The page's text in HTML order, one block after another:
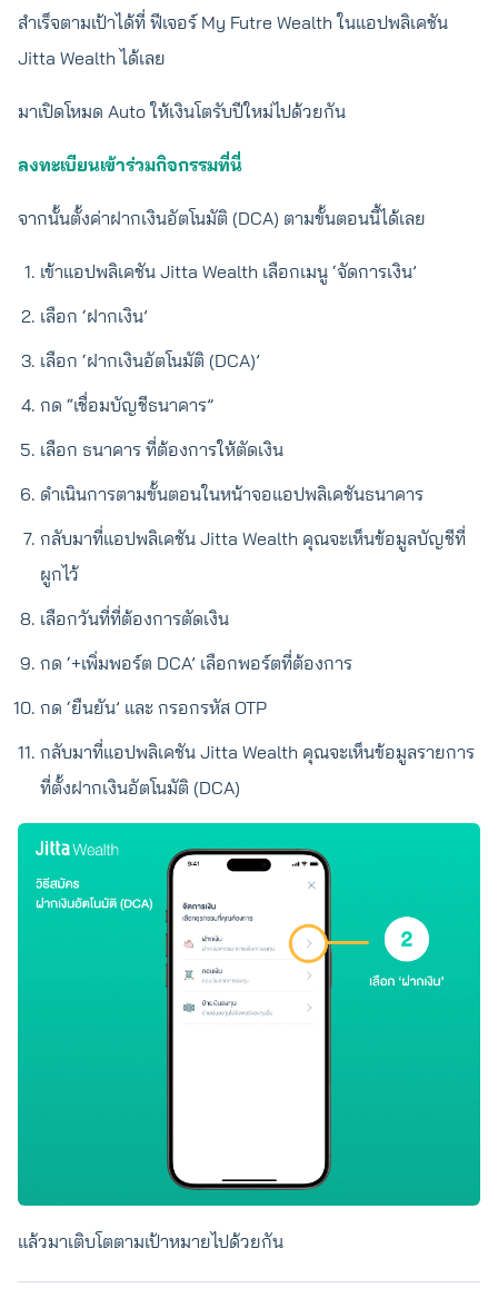
สำเร็จตามเป้าได้ที่ ฟีเจอร์ My Futre Wealth ในแอปพลิเคชัน
Jitta Wealth ได้เลย
มาเปิดโหมด Auto ให้เงินโตรับปีใหม่ไปด้วยกัน
ลงทะเบียนเข้าร่วมกิจกรรมที่นี่
จากนั้นตั้งค่าฝากเงินอัตโนมัติ (DCA) ตามขั้นตอนนี้ได้เลย
เข้าแอปพลิเคชัน Jitta Wealth เลือกเมนู ‘จัดการเงิน’
เลือก ‘ฝากเงิน’
เลือก ‘ฝากเงินอัตโนมัติ (DCA)’
กด “เชื่อมบัญชีธนาคาร”
เลือก ธนาคาร ที่ต้องการให้ตัดเงิน
ดำเนินการตามขั้นตอนในหน้าจอแอปพลิเคชันธนาคาร
กลับมาที่แอปพลิเคชัน Jitta Wealth คุณจะเห็นข้อมูลบัญชีที่
ผูกไว้
เลือกวันที่ที่ต้องการตัดเงิน
กด ‘+เพิ่มพอร์ต DCA’ เลือกพอร์ตที่ต้องการ
กด ‘ยืนยัน’ และ กรอกรหัส OTP
กลับมาที่แอปพลิเคชัน Jitta Wealth คุณจะเห็นข้อมูลรายการ
ที่ตั้งฝากเงินอัตโนมัติ (DCA)
แล้วมาเติบโตตามเป้าหมายไปด้วยกัน